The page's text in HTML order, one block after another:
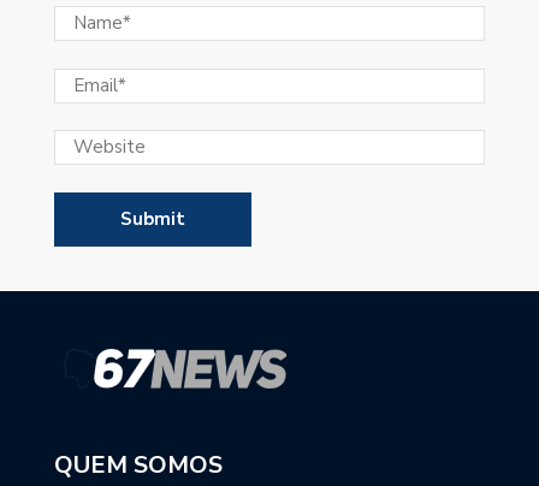
QUEM SOMOS